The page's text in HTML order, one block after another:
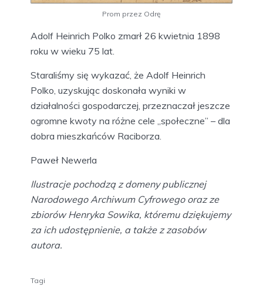
Prom przez Odrę
Adolf Heinrich Polko zmarł 26 kwietnia 1898
roku w wieku 75 lat.
Staraliśmy się wykazać, że Adolf Heinrich
Polko, uzyskując doskonała wyniki w
działalności gospodarczej, przeznaczał jeszcze
ogromne kwoty na różne cele „społeczne” – dla
dobra mieszkańców Raciborza.
Paweł Newerla
Ilustracje pochodzą z domeny publicznej
Narodowego Archiwum Cyfrowego oraz ze
zbiorów Henryka Sowika, któremu dziękujemy
za ich udostępnienie, a także z zasobów
autora.
Tagi